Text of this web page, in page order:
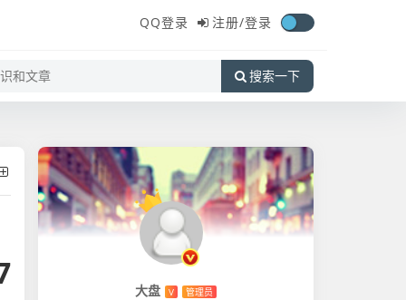
QQ登录 注册/登录
搜索一下
大盘 V 管理员